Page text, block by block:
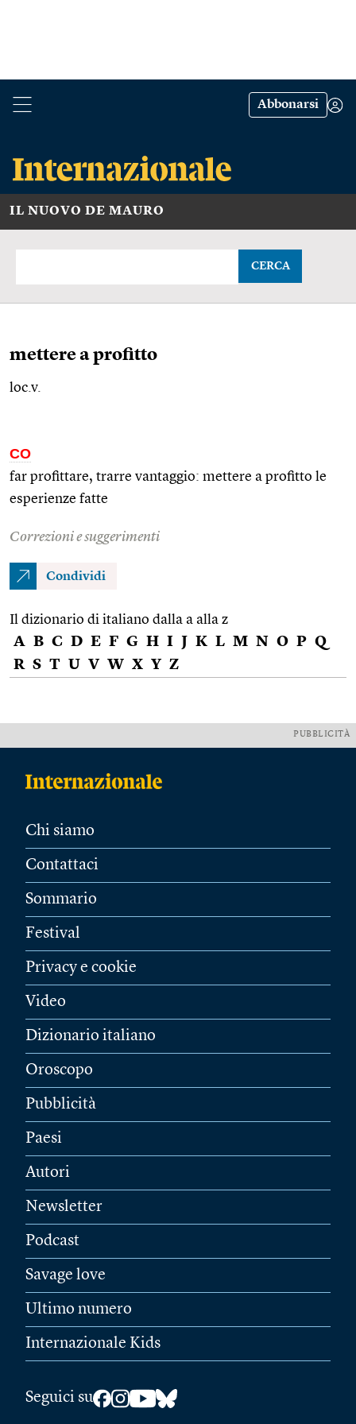
Abbonarsi
IL NUOVO DE MAURO
CERCA
mettere a profitto
loc.v.
CO
far profittare, trarre vantaggio: mettere a profitto le
esperienze fatte
Correzioni e suggerimenti
Condividi
Il dizionario di italiano dalla a alla z
A B C D E F G H I J K L M N O P Q
R S T U V W X Y Z
PUBBLICITÀ
Chi siamo
Contattaci
Sommario
Festival
Privacy e cookie
Video
Dizionario italiano
Oroscopo
Pubblicità
Paesi
Autori
Newsletter
Podcast
Savage love
Ultimo numero
Internazionale Kids
Seguici su